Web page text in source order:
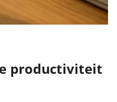
productiviteit